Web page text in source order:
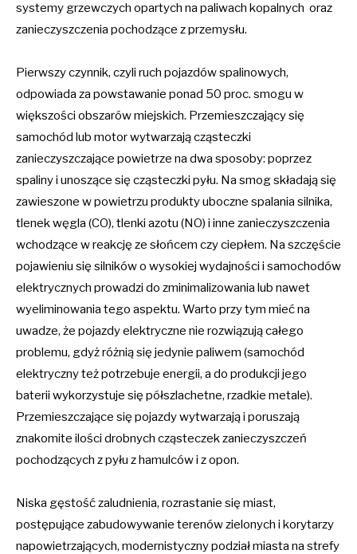
systemy grzewczych opartych na paliwach kopalnych oraz
zanieczyszczenia pochodzące z przemysłu.
Pierwszy czynnik, czyli ruch pojazdów spalinowych,
odpowiada za powstawanie ponad 50 proc. smogu w
większości obszarów miejskich. Przemieszczający się
samochód lub motor wytwarzają cząsteczki
zanieczyszczające powietrze na dwa sposoby: poprzez
spaliny i unoszące się cząsteczki pyłu. Na smog składają się
zawieszone w powietrzu produkty uboczne spalania silnika,
tlenek węgla (CO), tlenki azotu (NO) i inne zanieczyszczenia
wchodzące w reakcję ze słońcem czy ciepłem. Na szczęście
pojawieniu się silników o wysokiej wydajności i samochodów
elektrycznych prowadzi do zminimalizowania lub nawet
wyeliminowania tego aspektu. Warto przy tym mieć na
uwadze, że pojazdy elektryczne nie rozwiązują całego
problemu, gdyż różnią się jedynie paliwem (samochód
elektryczny też potrzebuje energii, a do produkcji jego
baterii wykorzystuje się półszlachetne, rzadkie metale).
Przemieszczające się pojazdy wytwarzają i poruszają
znakomite ilości drobnych cząsteczek zanieczyszczeń
pochodzących z pyłu z hamulców i z opon.
Niska gęstość zaludnienia, rozrastanie się miast,
postępujące zabudowywanie terenów zielonych i korytarzy
napowietrzających, modernistyczny podział miasta na strefy